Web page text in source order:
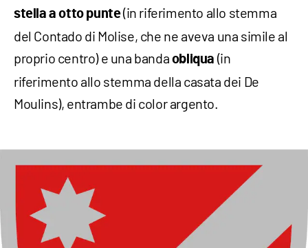
stella a otto punte(in riferimento allo stemma
del Contado di Molise, che ne aveva una simile al
proprio centro) e una banda obliqua (in
riferimento allo stemma della casata dei De
Moulins), entrambe di color argento.